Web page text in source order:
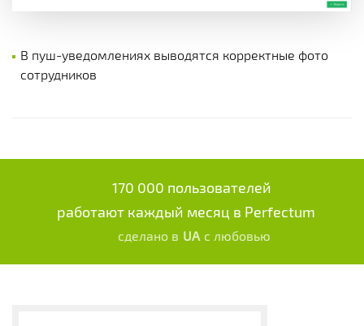
В пуш-уведомлениях выводятся корректные фото
сотрудников
170 000 пользователей
работают каждый месяц в Perfectum
сделано в UA с любовью